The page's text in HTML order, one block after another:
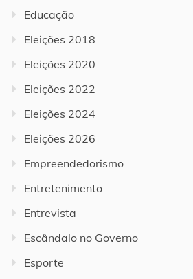
Educação
Eleições 2018
Eleições 2020
Eleições 2022
Eleições 2024
Eleições 2026
Empreendedorismo
Entretenimento
Entrevista
Escândalo no Governo
Esporte